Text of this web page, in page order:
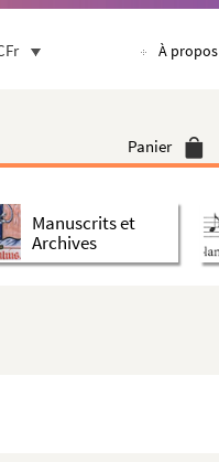
À propos
Panier
Manuscrits et
Archives